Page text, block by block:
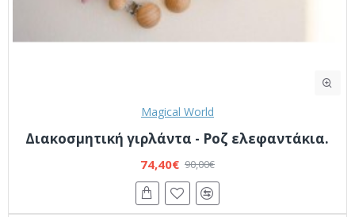
Magical World
Διακοσμητική γιρλάντα - Ροζ ελεφαντάκια.
74,40€ 90,00€